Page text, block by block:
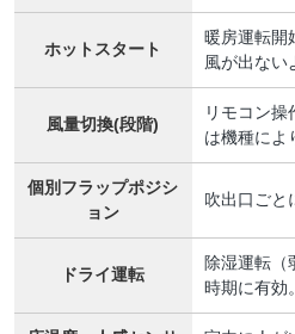
ホットスタート
暖房運転開
風が出ない
風量切換(段階)
リモコン操
は機種によ
個別フラップポジシ
ョン
吹出口ごと
ドライ運転
除湿運転（
時期に有効。